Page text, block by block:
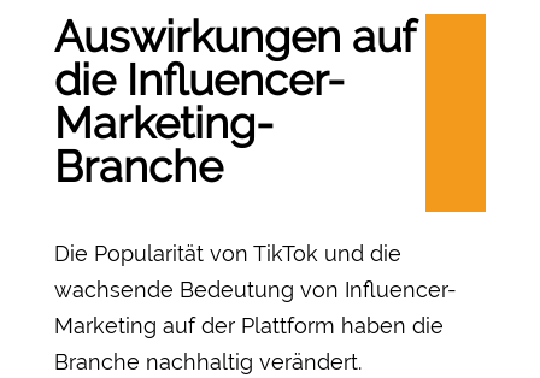
Auswirkungen auf
die Influencer-
Marketing-
Branche
Die Popularität von TikTok und die
wachsende Bedeutung von Influencer-
Marketing auf der Plattform haben die
Branche nachhaltig verändert.